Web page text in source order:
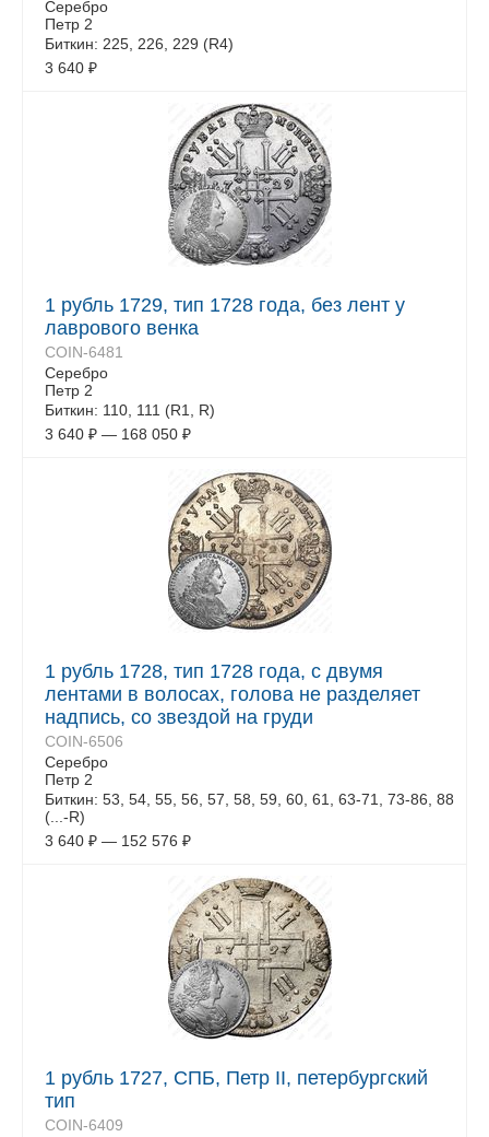
Серебро
Петр 2
Биткин: 225, 226, 229 (R4)
3 640 ₽
1 рубль 1729, тип 1728 года, без лент у
лаврового венка
COIN-6481
Серебро
Петр 2
Биткин: 110, 111 (R1, R)
3 640 ₽ — 168 050 ₽
1 рубль 1728, тип 1728 года, с двумя
лентами в волосах, голова не разделяет
надпись, со звездой на груди
COIN-6506
Серебро
Петр 2
Биткин: 53, 54, 55, 56, 57, 58, 59, 60, 61, 63-71, 73-86, 88
(...-R)
3 640 ₽ — 152 576 ₽
1 рубль 1727, СПБ, Петр II, петербургский
тип
COIN-6409